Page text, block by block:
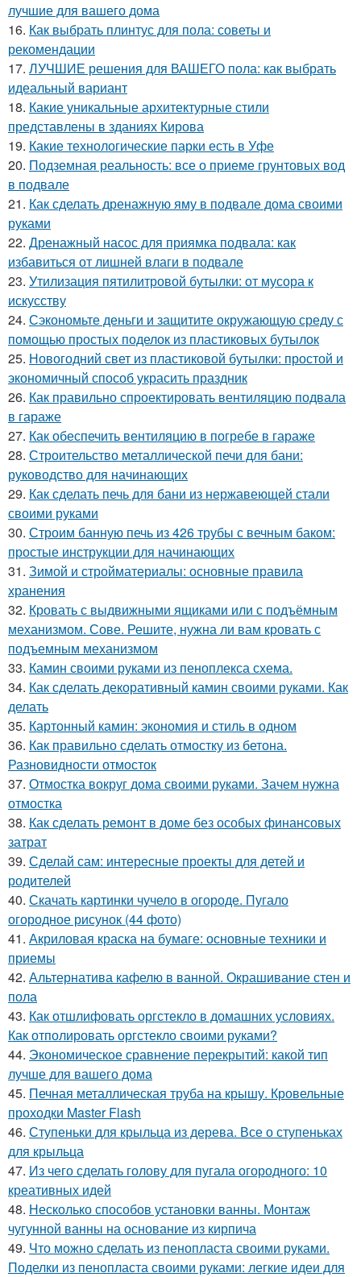
лучшие для вашего дома
16. Как выбрать плинтус для пола: советы и
рекомендации
17. ЛУЧШИЕ решения для ВАШЕГО пола: как выбрать
идеальный вариант
18. Какие уникальные архитектурные стили
представлены в зданиях Кирова
19. Какие технологические парки есть в Уфе
20. Подземная реальность: все о приеме грунтовых вод
в подвале
21. Как сделать дренажную яму в подвале дома своими
руками
22. Дренажный насос для приямка подвала: как
избавиться от лишней влаги в подвале
23. Утилизация пятилитровой бутылки: от мусора к
искусству
24. Сэкономьте деньги и защитите окружающую среду с
помощью простых поделок из пластиковых бутылок
25. Новогодний свет из пластиковой бутылки: простой и
экономичный способ украсить праздник
26. Как правильно спроектировать вентиляцию подвала
в гараже
27. Как обеспечить вентиляцию в погребе в гараже
28. Строительство металлической печи для бани:
руководство для начинающих
29. Как сделать печь для бани из нержавеющей стали
своими руками
30. Строим банную печь из 426 трубы с вечным баком:
простые инструкции для начинающих
31. Зимой и стройматериалы: основные правила
хранения
32. Кровать с выдвижными ящиками или с подъёмным
механизмом. Сове. Решите, нужна ли вам кровать с
подъемным механизмом
33. Камин своими руками из пеноплекса схема.
34. Как сделать декоративный камин своими руками. Как
делать
35. Картонный камин: экономия и стиль в одном
36. Как правильно сделать отмостку из бетона.
Разновидности отмосток
37. Отмостка вокруг дома своими руками. Зачем нужна
отмостка
38. Как сделать ремонт в доме без особых финансовых
затрат
39. Сделай сам: интересные проекты для детей и
родителей
40. Скачать картинки чучело в огороде. Пугало
огородное рисунок (44 фото)
41. Акриловая краска на бумаге: основные техники и
приемы
42. Альтернатива кафелю в ванной. Окрашивание стен и
пола
43. Как отшлифовать оргстекло в домашних условиях.
Как отполировать оргстекло своими руками?
44. Экономическое сравнение перекрытий: какой тип
лучше для вашего дома
45. Печная металлическая труба на крышу. Кровельные
проходки Master Flash
46. Ступеньки для крыльца из дерева. Все о ступеньках
для крыльца
47. Из чего сделать голову для пугала огородного: 10
креативных идей
48. Несколько способов установки ванны. Монтаж
чугунной ванны на основание из кирпича
49. Что можно сделать из пенопласта своими руками.
Поделки из пенопласта своими руками: легкие идеи для